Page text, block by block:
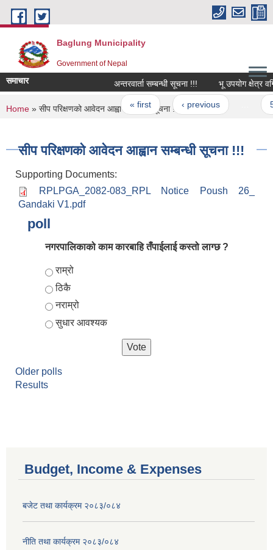
Skip to main content
Baglung Municipality
Government of Nepal
समाचार अन्तरवार्ता सम्बन्धी सूचना !!! भू उपयोग क्षेत्र
Pages
« first ‹ previous
You are here
Home » सीप परिक्षणको आवेदन आह्वान सम्बन्धी सूचना !!!
सीप परिक्षणको आवेदन आह्वान सम्बन्धी सूचना !!!
Supporting Documents:
RPLPGA_2082-083_RPL Notice Poush 26_
Gandaki V1.pdf
poll
नगरपालिकाको काम कारबाहि तँपाईलाई कस्तो लाग्छ ?
Choices
राम्रो
ठिकै
नराम्रो
सुधार आवश्यक
Older polls
Results
Budget, Income & Expenses
बजेट तथा कार्यक्रम २०८३/०८४
नीति तथा कार्यक्रम २०८३/०८४